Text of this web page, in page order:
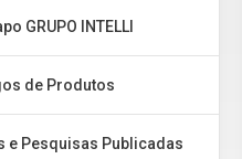
GRUPO INTELLI
de Produtos
e Pesquisas Publicadas